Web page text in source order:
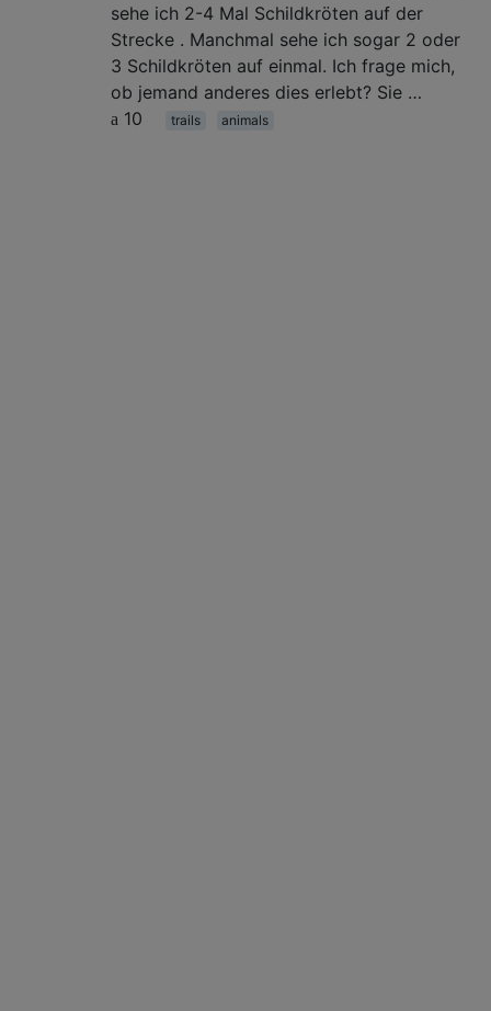
sehe ich 2-4 Mal Schildkröten auf der
Strecke . Manchmal sehe ich sogar 2 oder
3 Schildkröten auf einmal. Ich frage mich,
ob jemand anderes dies erlebt? Sie …
10
trails animals